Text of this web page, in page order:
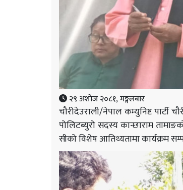
२९ अशोज २०८१, मङ्गलबार
चौरीदेउराली/नेपाल कम्युनिष्ट पार्टी
पोलिटब्युरो सदस्य कान्छाराम
सीको विशेष आतिथ्यतामा कार्यक्रम